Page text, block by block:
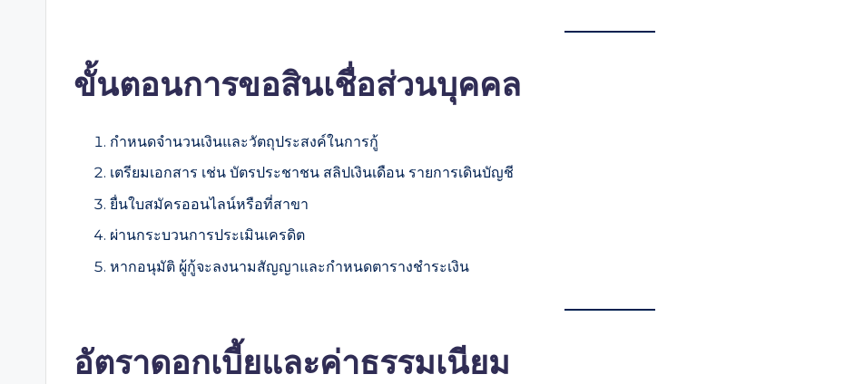
ขั้นตอนการขอสินเชื่อส่วนบุคคล
กำหนดจำนวนเงินและวัตถุประสงค์ในการกู้
เตรียมเอกสาร เช่น บัตรประชาชน สลิปเงินเดือน รายการเดินบัญชี
ยื่นใบสมัครออนไลน์หรือที่สาขา
ผ่านกระบวนการประเมินเครดิต
หากอนุมัติ ผู้กู้จะลงนามสัญญาและกำหนดตารางชำระเงิน
อัตราดอกเบี้ยและค่าธรรมเนียม